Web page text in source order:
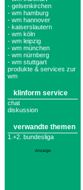
- gelsenkirchen
- wm hamburg
- wm hannover
- kaiserslautern
- wm köln
- wm leipzig
- wm münchen
- wm nürnberg
- wm stuttgart
produkte & services zur
wm
klinform service
chat
diskussion
verwandte themen
1.+2. bundesliga
Anzeige